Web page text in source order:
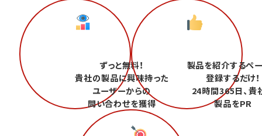
ずっと無料！
貴社の製品に興味持った
ユーザーからの
問い合わせを獲得
製品を紹介するペ
登録するだけ！
24時間365日、貴
製品をPR